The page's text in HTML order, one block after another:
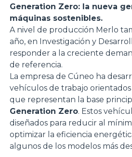
Generation Zero: la nueva
máquinas sostenibles.
A nivel de producción Merlo
año, en Investigación y
responder a la creciente
de referencia.
La empresa de Cúneo ha
vehículos de trabajo orientados
que representan la base
Generation Zero. Estos
diseñados para reducir al
optimizar la eficiencia
algunos de los modelos más